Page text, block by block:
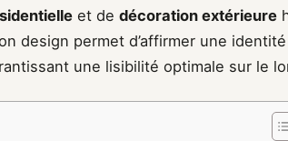
et de décoration extérieure
design permet d’affirmer une
une lisibilité optimale sur le